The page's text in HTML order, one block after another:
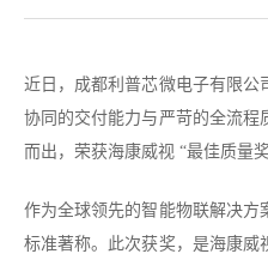
近日，成都利普芯微电子有限公
协同的交付能力与严苛的全流程
而出，荣获海康威视 “最佳质量奖
作为全球领先的智能物联解决方
标准著称。此次获奖，是海康威